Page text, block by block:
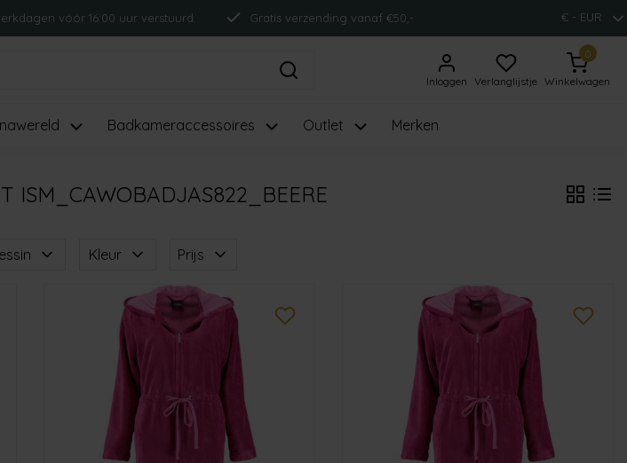
vóór 16:00 uur verstuurd. Gratis verzending vanaf €50,- € - EUR
Inloggen Verlanglijstje
0
Winkelwagen
Badkameraccessoires Outlet Merken
ISM_CAWOBADJAS822_BEERE
Kleur Prijs